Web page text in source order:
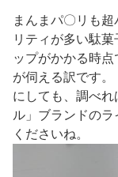
まんまパ〇リも
リティが多い駄
ップがかかる時
が伺える訳です。
にしても、調べ
ル」ブランドの
くださいね。